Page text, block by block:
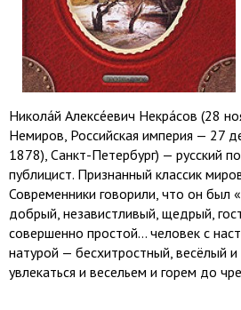
Никола́й Алексе́евич Некра́сов (28
Немиров, Российская империя — 27
1878), Санкт-Петербург) — русский
публицист. Признанный классик
Современники говорили, что он был
добрый, независтливый, щедрый,
совершенно простой… человек с
натурой — бесхитростный, весёлый и
увлекаться и весельем и горем до